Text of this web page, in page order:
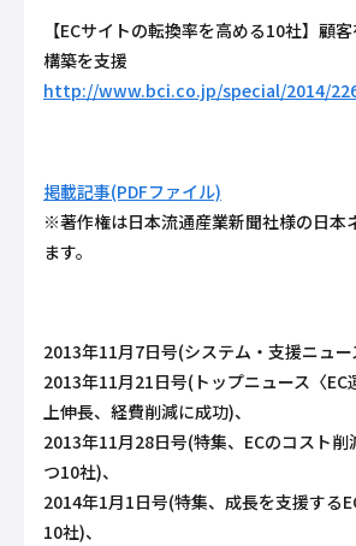
【ECサイトの転換率を高める10社】顧
構築を支援
http://www.bci.co.jp/special/2014/
掲載記事(PDFファイル)
※著作権は日本流通産業新聞社様の日本
ます。
2013年11月7日号(システム・支援ニュー
2013年11月21日号(トップニュース〈EC
上伸長、経費削減に成功)、
2013年11月28日号(特集、ECのコスト
つ10社)、
2014年1月1日号(特集、成長を支援する
10社)、